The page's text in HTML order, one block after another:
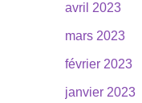
avril 2023
mars 2023
février 2023
janvier 2023